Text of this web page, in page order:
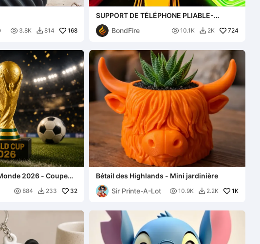
 3.8K  814 168
SUPPORT DE TÉLÉPHONE PLIABLE-
PORTE-CLÉS
BondFire
 10.1K  2K 724
2026 - Coupe
 884  233 32
Bétail des Highlands - Mini jardinière
Sir Printe-A-Lot
 10.9K  2.2K 1K